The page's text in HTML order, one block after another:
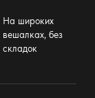
На широких
вешалках, без
складок